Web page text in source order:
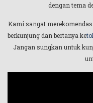
dengan tema
Kami sangat
berkunjung dan bertanya ke
Jangan sungkan untuk